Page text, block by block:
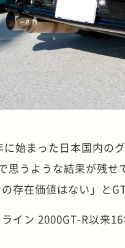
に始まった日本国内
思うような結果が残せ
存在価値はない」と
ライン 2000GT-R以来